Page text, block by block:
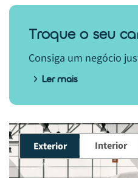
Troque o seu
Consiga um negócio
Ler mais
Exterior Interior